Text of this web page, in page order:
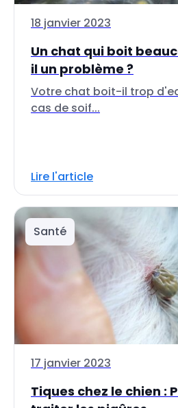
18 janvier 2023
Un chat qui boit
il un problème ?
Votre chat boit-il trop
cas de soif...
Lire l'article
Santé
17 janvier 2023
Tiques chez le chien :